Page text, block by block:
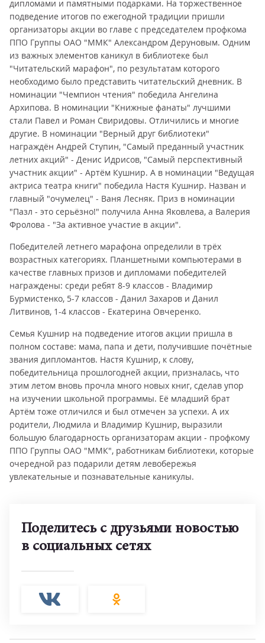
дипломами и памятными подарками. На торжественное
подведение итогов по ежегодной традиции пришли
организаторы акции во главе с председателем профкома
ППО Группы ОАО "ММК" Александром Деруновым. Одним
из важных элементов каникул в библиотеке был
"Читательский марафон", по результатам которого
необходимо было представить читательский дневник. В
номинации "Чемпион чтения" победила Ангелина
Архипова. В номинации "Книжные фанаты" лучшими
стали Павел и Роман Свиридовы. Отличились и многие
другие. В номинации "Верный друг библиотеки"
награждён Андрей Ступин, "Самый преданный участник
летних акций" - Денис Идрисов, "Самый перспективный
участник акции" - Артём Кушнир. А в номинации "Ведущая
актриса театра книги" победила Настя Кушнир. Назван и
главный "очумелец" - Ваня Лесняк. Приз в номинации
"Пазл - это серьёзно!" получила Анна Яковлева, а Валерия
Фролова - "За активное участие в акции".
Победителей летнего марафона определили в трёх
возрастных категориях. Планшетными компьютерами в
качестве главных призов и дипломами победителей
награждены: среди ребят 8-9 классов - Владимир
Бурмистенко, 5-7 классов - Данил Захаров и Данил
Литвинов, 1-4 классов - Екатерина Овчеренко.
Семья Кушнир на подведение итогов акции пришла в
полном составе: мама, папа и дети, получившие почётные
звания дипломантов. Настя Кушнир, к слову,
победительница прошлогодней акции, призналась, что
этим летом вновь прочла много новых книг, сделав упор
на изучении школьной программы. Её младший брат
Артём тоже отличился и был отмечен за успехи. А их
родители, Людмила и Владимир Кушнир, выразили
большую благодарность организаторам акции - профкому
ППО Группы ОАО "ММК", работникам библиотеки, которые
очередной раз подарили детям левобережья
увлекательные и познавательные каникулы.
Поделитесь с друзьями новостью
в социальных сетях